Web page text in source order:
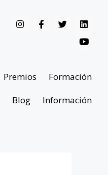
Premios
Formación
Blog Información